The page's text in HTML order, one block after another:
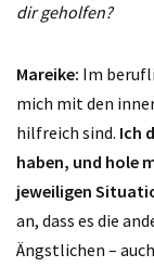
dir geholfen?
Mareike: Im
mich mit den
hilfreich sind. Ich
haben, und hole
jeweiligen
an, dass es die
Ängstlichen –